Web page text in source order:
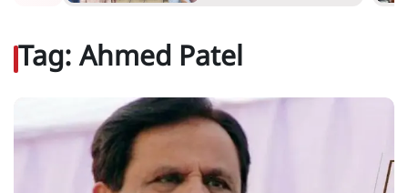
Tag:Ahmed Patel